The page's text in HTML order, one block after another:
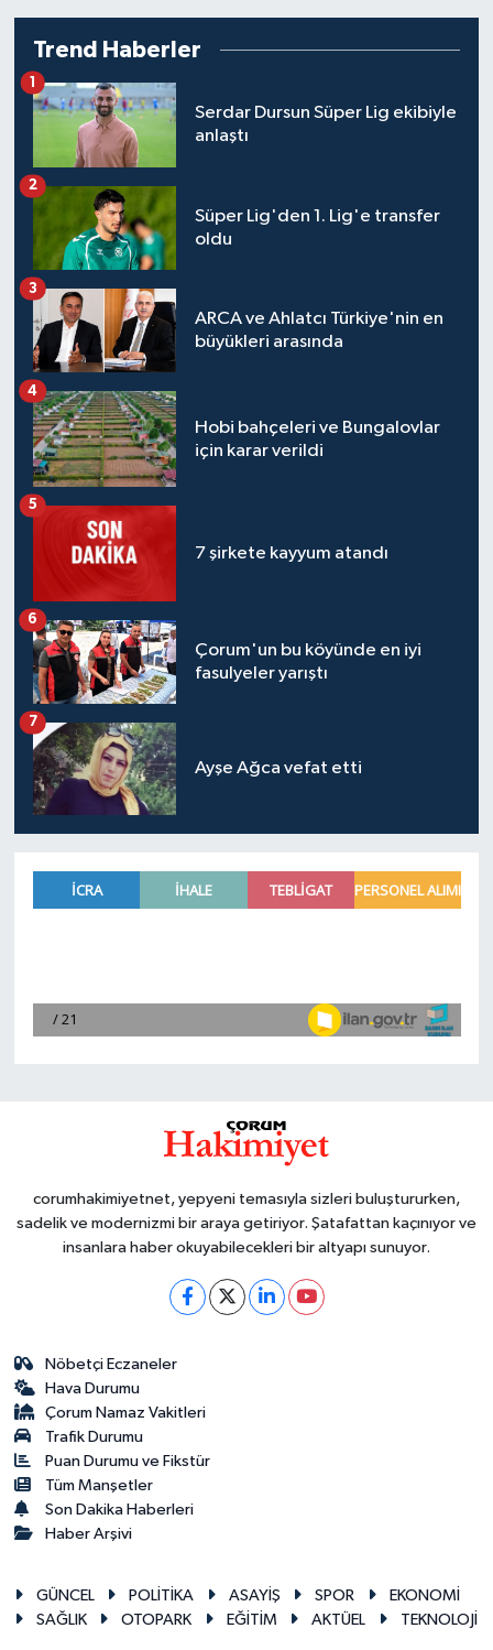
Trend Haberler
Serdar Dursun Süper Lig ekibiyle
anlaştı
1
Süper Lig'den 1. Lig'e transfer
oldu
2
ARCA ve Ahlatcı Türkiye'nin en
büyükleri arasında
3
Hobi bahçeleri ve Bungalovlar
için karar verildi
4
7 şirkete kayyum atandı
5
Çorum'un bu köyünde en iyi
fasulyeler yarıştı
6
Ayşe Ağca vefat etti
7
corumhakimiyetnet, yepyeni temasıyla sizleri buluştururken,
sadelik ve modernizmi bir araya getiriyor. Şatafattan kaçınıyor ve
insanlara haber okuyabilecekleri bir altyapı sunuyor.
Nöbetçi Eczaneler
Hava Durumu
Çorum Namaz Vakitleri
Trafik Durumu
Puan Durumu ve Fikstür
Tüm Manşetler
Son Dakika Haberleri
Haber Arşivi
GÜNCEL POLİTİKA ASAYİŞ SPOR
EKONOMİ
SAĞLIK
OTOPARK EĞİTİM AKTÜEL TEKNOLOJİ